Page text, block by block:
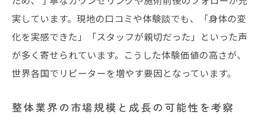
実しています。現地の口コミや体験談でも、「身体の変
化を実感できた」「スタッフが親切だった」といった声
が多く寄せられています。こうした体験価値の高さが、
世界各国でリピーターを増やす要因となっています。
整体業界の市場規模と成長の可能性を考察